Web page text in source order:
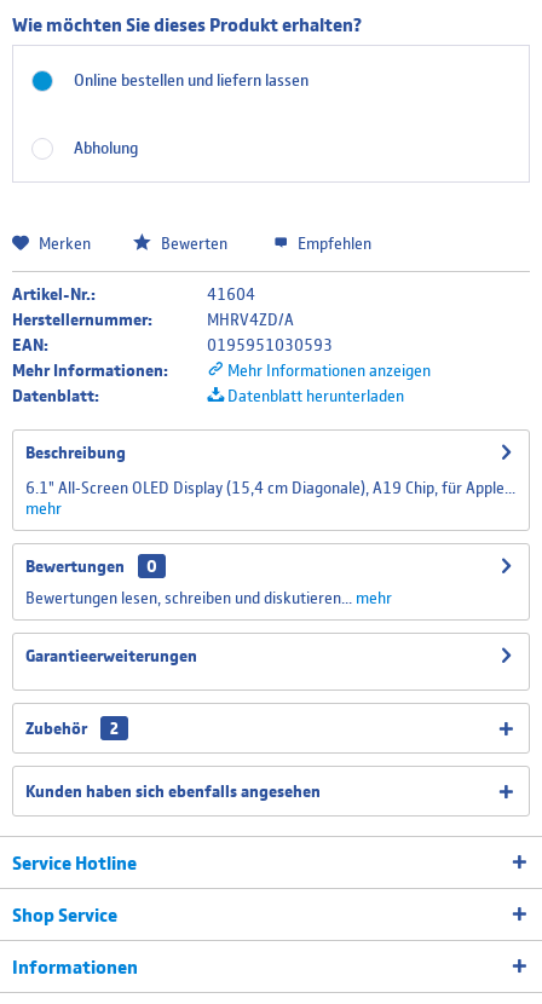
Wie möchten Sie dieses Produkt erhalten?
Online bestellen und liefern lassen
Abholung
Merken Bewerten Empfehlen
Artikel-Nr.:
41604
Herstellernummer:
MHRV4ZD/A
EAN:
0195951030593
Mehr Informationen:
Mehr Informationen anzeigen
Datenblatt:
Datenblatt herunterladen
Beschreibung
6.1" All‑Screen OLED Dis­play (15,4 cm Diagonale), A19 Chip, für Apple...
mehr
Bewertungen
0
Bewertungen lesen, schreiben und diskutieren... mehr
Garantieerweiterungen
Zubehör 2
Kunden haben sich ebenfalls angesehen
Service Hotline
Shop Service
Informationen